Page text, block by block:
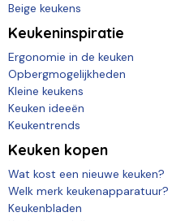
Beige keukens
Keukeninspiratie
Ergonomie in de keuken
Opbergmogelijkheden
Kleine keukens
Keuken ideeën
Keukentrends
Keuken kopen
Wat kost een nieuwe keuken?
Welk merk keukenapparatuur?
Keukenbladen